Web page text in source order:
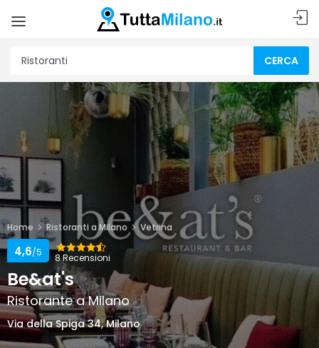
CERCA
Home Ristoranti a Milano Vetrina
8 Recensioni
4,6/5
Be&at's
Ristorante a Milano
Via della Spiga 34, Milano